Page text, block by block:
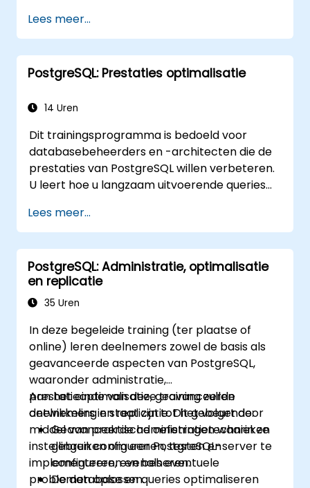
en asynchrone replicatie, gekaskadeerde
replicatie, archivering van transactielogs, het
maken van basisback-ups en het monitoren
van streamingconfiguraties aan bod.
verbindingspooling, het geautomatiseerd
het waarborgen van betrouwbaarheid van
databases in productieomgevingen die zwaar
bevraagd worden door bedrijfsapplicaties.
Lees meer...
PostgreSQL: Prestaties optimalisatie
14 Uren
Dit trainingsprogramma is bedoeld voor
databasebeheerders en -architecten die de
prestaties van PostgreSQL willen verbeteren.
U leert hoe u langzaam uitvoerende queries
identificeren. Ook worden de belangrijkste
instellingen besproken die aangepast moeten
worden voor een optimale werking.
Lees meer...
PostgreSQL: Administratie, optimalisatie
en replicatie
35 Uren
In deze begeleide training (ter plaatse of
online) leren deelnemers zowel de basis als
geavanceerde aspecten van PostgreSQL,
waaronder administratie,
prestatieoptimalisatie, geavanceerde
ontwikkeling en replicatie. Dit gebeurt door
middel van praktische oefeningen waarin ze
instellingen configureren, testen en
implementeren, evenals eventuele
problemen oplossen.
Aan het einde van deze training zullen
deelnemers in staat zijn tot het volgende:
Geavanceerde administratietechnieken
gebruiken om een PostgreSQL-server te
configureren en beheren.
De database en queries optimaliseren